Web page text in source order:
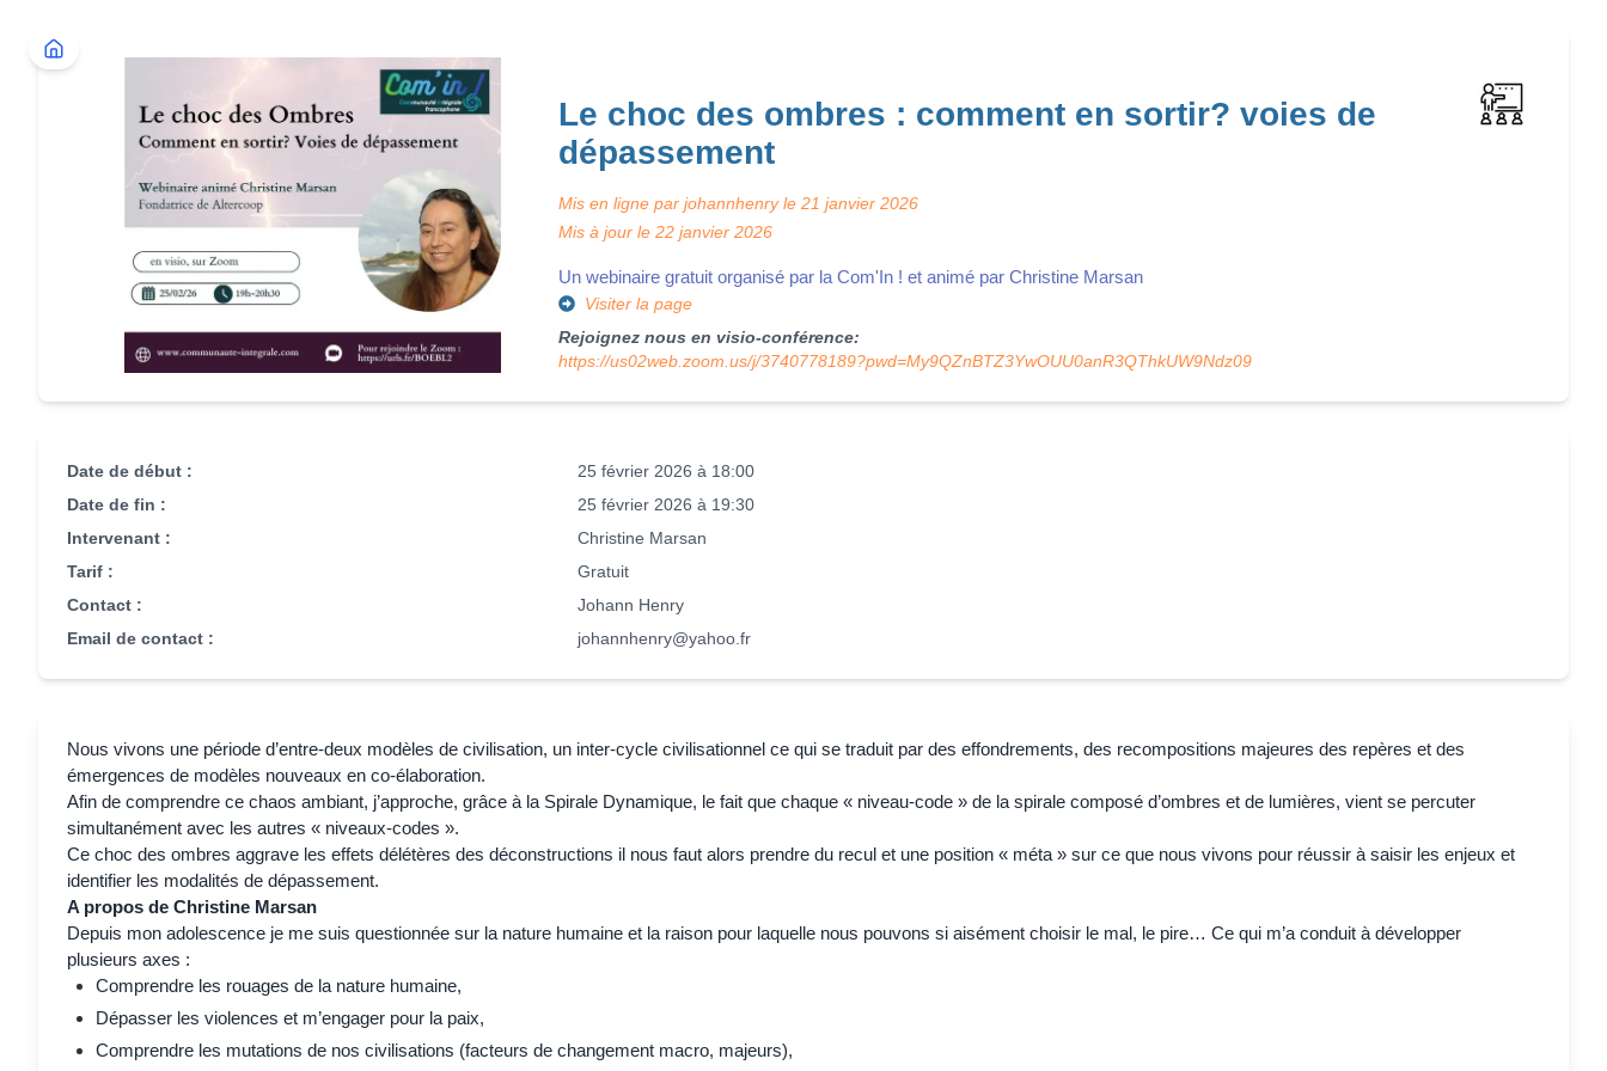
Le choc des ombres : comment en sortir? voies de
dépassement
Mis en ligne par johannhenryle 21 janvier 2026
Mis à jour le 22 janvier 2026
Un webinaire gratuit organisé par la Com'In ! et animé par Christine Marsan
Visiter la page
Rejoignez nous en visio‑conférence:
https://us02web.zoom.us/j/3740778189?pwd=My9QZnBTZ3YwOUU0anR3QThkUW9Ndz09
Date de début :
25 février 2026 à 18:00
Date de fin :
25 février 2026 à 19:30
Intervenant :
Christine Marsan
Tarif :
Gratuit
Contact :
Johann Henry
Email de contact :
johannhenry@yahoo.fr
Nous vivons une période d’entre-deux modèles de civilisation, un inter-cycle civilisationnel ce qui se traduit par des effondrements, des recompositions majeures des repères et des
émergences de modèles nouveaux en co-élaboration.
Afin de comprendre ce chaos ambiant, j’approche, grâce à la Spirale Dynamique, le fait que chaque « niveau-code » de la spirale composé d’ombres et de lumières, vient se percuter
simultanément avec les autres « niveaux-codes ».
Ce choc des ombres aggrave les effets délétères des déconstructions il nous faut alors prendre du recul et une position « méta » sur ce que nous vivons pour réussir à saisir les enjeux et
identifier les modalités de dépassement.
A propos de Christine Marsan
Depuis mon adolescence je me suis questionnée sur la nature humaine et la raison pour laquelle nous pouvons si aisément choisir le mal, le pire… Ce qui m’a conduit à développer
plusieurs axes :
Comprendre les rouages de la nature humaine,
Dépasser les violences et m’engager pour la paix,
Comprendre les mutations de nos civilisations (facteurs de changement macro, majeurs),